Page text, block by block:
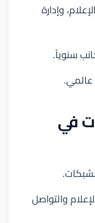
وإدارة
سنوياً.
في
والتواصل